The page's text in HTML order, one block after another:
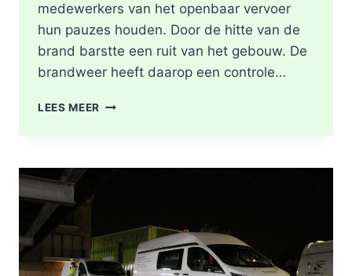
medewerkers van het openbaar vervoer
hun pauzes houden. Door de hitte van de
brand barstte een ruit van het gebouw. De
brandweer heeft daarop een controle…
LEES MEER SCOOTER
BIJ
IN
ROTTERDAM